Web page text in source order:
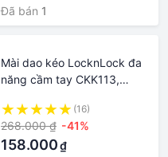
Đã bán 1
Mài dao kéo LocknLock đa
năng cầm tay CKK113,
đa năng Lock&Lock-
K2CMALL
(16)
268.000 ₫ -41%
158.000₫